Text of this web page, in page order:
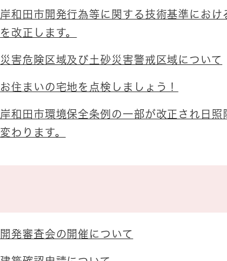
岸和田市開発行為等に関する技術基準におけ
を改正します。
災害危険区域及び土砂災害警戒区域について
お住まいの宅地を点検しましょう！
岸和田市環境保全条例の一部が改正され日照
変わります。
開発審査会の開催について